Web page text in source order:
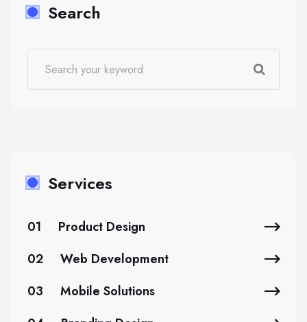
Search
Services
01
Product Design
02
Web Development
03
Mobile Solutions